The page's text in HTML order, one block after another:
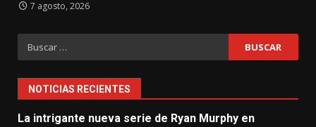
7 agosto, 2026
Buscar:
NOTICIAS RECIENTES
La intrigante nueva serie de Ryan Murphy en